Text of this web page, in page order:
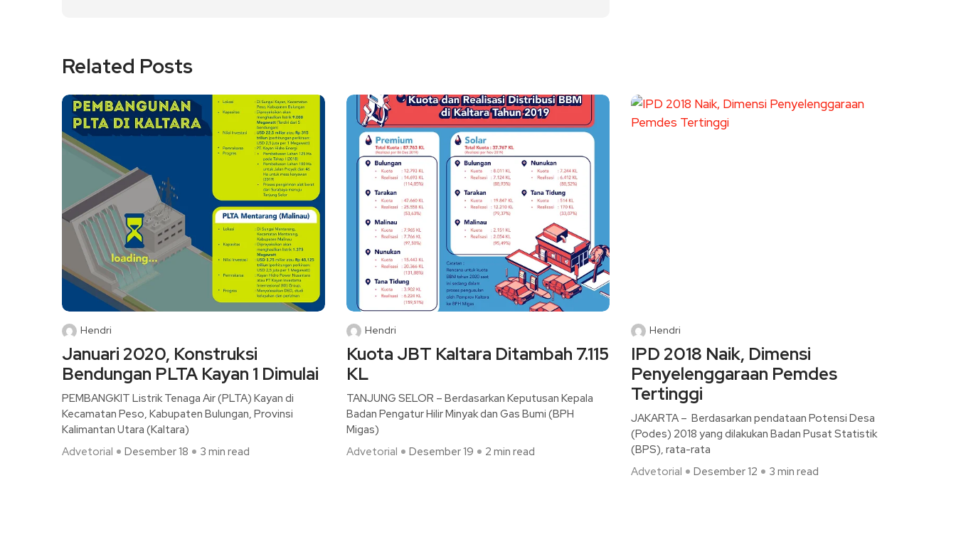
Related Posts
Hendri
Januari 2020, Konstruksi
Bendungan PLTA Kayan 1 Dimulai
PEMBANGKIT Listrik Tenaga Air (PLTA) Kayan di
Kecamatan Peso, Kabupaten Bulungan, Provinsi
Kalimantan Utara (Kaltara)
Advetorial
Desember 18 3 min read
Hendri
Kuota JBT Kaltara Ditambah 7.115
KL
TANJUNG SELOR – Berdasarkan Keputusan Kepala
Badan Pengatur Hilir Minyak dan Gas Bumi (BPH
Migas)
Advetorial
Desember 19 2 min read
Hendri
IPD 2018 Naik, Dimensi
Penyelenggaraan Pemdes
Tertinggi
JAKARTA – Berdasarkan pendataan Potensi Desa
(Podes) 2018 yang dilakukan Badan Pusat Statistik
(BPS), rata-rata
Advetorial
Desember 12 3 min read